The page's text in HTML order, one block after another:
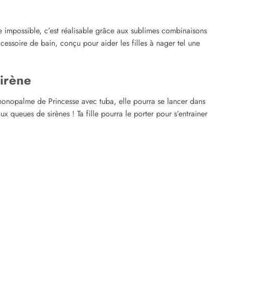
c’est réalisable grâce aux sublimes combinaisons
de bain, conçu pour aider les filles à nager tel une
de Princesse avec tuba, elle pourra se lancer dans
queues de sirènes ! Ta fille pourra le porter pour s’entrainer